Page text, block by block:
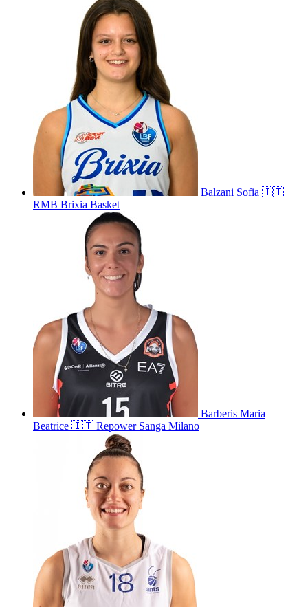
Balzani Sofia 🇮🇹
RMB Brixia Basket
Barberis Maria
Beatrice 🇮🇹 Repower Sanga Milano